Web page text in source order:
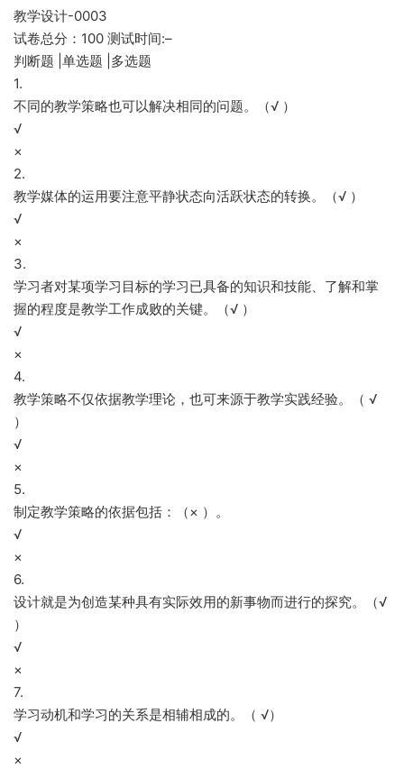
教学设计-0003
试卷总分：100 测试时间:–
判断题 |单选题 |多选题
1.
不同的教学策略也可以解决相同的问题。（√ ）
√
×
2.
教学媒体的运用要注意平静状态向活跃状态的转换。（√ ）
√
×
3.
学习者对某项学习目标的学习已具备的知识和技能、了解和掌
握的程度是教学工作成败的关键。（√ ）
√
×
4.
教学策略不仅依据教学理论，也可来源于教学实践经验。（ √
）
√
×
5.
制定教学策略的依据包括：（× ）。
√
×
6.
设计就是为创造某种具有实际效用的新事物而进行的探究。（√
）
√
×
7.
学习动机和学习的关系是相辅相成的。（ √）
√
×